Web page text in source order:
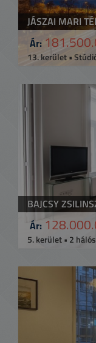
JÁSZAI MARI
Ár:
13. kerület •
BAJCSY
Ár:
5. kerület • 2